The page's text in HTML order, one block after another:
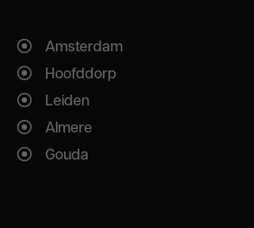
Amsterdam
Hoofddorp
Leiden
Almere
Gouda